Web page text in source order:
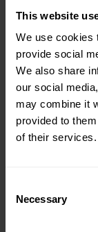
This website
We use cookies
provide social
We also share
our social
may combine it
provided to
of their services.
Selection
Necessary
80 % de nos
Luc : « Pour les
malédiction,
Ils facilitent
« La rapidité est
manifestation
avec une équipe
permanents ?